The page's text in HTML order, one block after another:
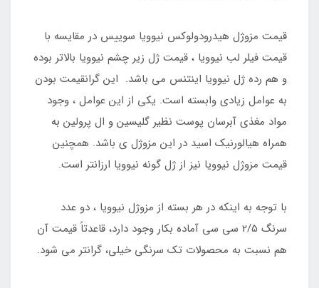
قیمت مزوژل هیدرودولوکس نیوویا سوییس در مقایسه با
قیمت فیلر لب نیوویا ، قیمت ژل زیر چشم نیوویا بالاتر بوده
و هم رده ژل نیوویا اینتنس می باشد. این گرانقیمت بودن
به عوامل زیادی وابسته است. یکی از این عوامل ، وجود
مواد مغذی آبرسان پوست نظیر گلیسین و ال پرولین به
همراه هیالورنیک اسید در این مزوژل ی باشد. همچنین
قیمت مزوژل نیوویا نیز از ژل گونه نیوویا ارزانتر است.
با توجه به اینکه در هر بسته از مزوژل نیوویا ، دو عدد
سرنگ 2/5 سی سی آماده بکار وجود دارد، قاعدتاً قیمت آن
هم نسبت به محصولات تک سرنگی خیلی، گرانتر می شود.